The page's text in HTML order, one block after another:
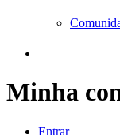
Minha
Entrar